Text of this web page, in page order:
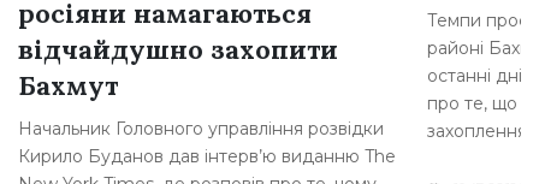
росіяни намагаються
відчайдушно захопити
Бахмут
Начальник Головного управління розвідки
Кирило Буданов дав інтерв’ю виданню The
Темпи
районі
останні
про те, що
захоплення